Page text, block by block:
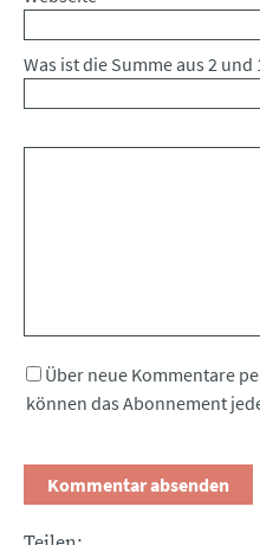
Was ist die Summe aus 2 und
Über neue Kommentare
können das Abonnement